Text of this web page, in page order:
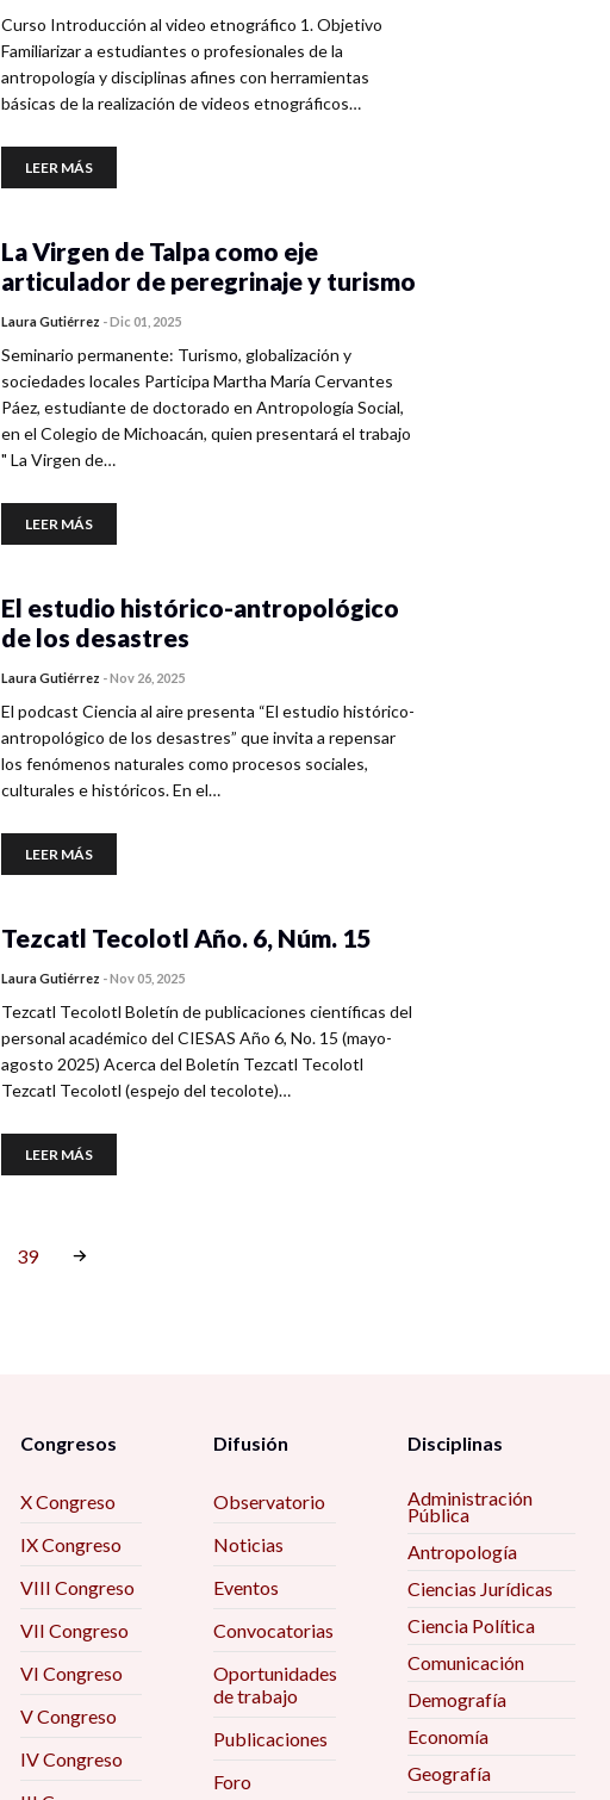
Curso Introducción al video etnográfico 1. Objetivo
Familiarizar a estudiantes o profesionales de la
antropología y disciplinas afines con herramientas
básicas de la realización de videos etnográficos…
LEER MÁS
La Virgen de Talpa como eje
articulador de peregrinaje y turismo
Laura Gutiérrez -Dic 01, 2025
Seminario permanente: Turismo, globalización y
sociedades locales Participa Martha María Cervantes
Páez, estudiante de doctorado en Antropología Social,
en el Colegio de Michoacán, quien presentará el trabajo
" La Virgen de…
LEER MÁS
El estudio histórico-antropológico
de los desastres
Laura Gutiérrez -Nov 26, 2025
El podcast Ciencia al aire presenta “El estudio histórico-
antropológico de los desastres” que invita a repensar
los fenómenos naturales como procesos sociales,
culturales e históricos. En el…
LEER MÁS
Tezcatl Tecolotl Año. 6, Núm. 15
Laura Gutiérrez -Nov 05, 2025
Tezcatl Tecolotl Boletín de publicaciones científicas del
personal académico del CIESAS Año 6, No. 15 (mayo-
agosto 2025) Acerca del Boletín Tezcatl Tecolotl
Tezcatl Tecolotl (espejo del tecolote)…
LEER MÁS
39
Congresos
X Congreso
IX Congreso
VIII Congreso
VII Congreso
VI Congreso
V Congreso
IV Congreso
Difusión
Observatorio
Noticias
Eventos
Convocatorias
Oportunidades
de trabajo
Publicaciones
Foro
Disciplinas
Administración
Pública
Antropología
Ciencias Jurídicas
Ciencia Política
Comunicación
Demografía
Economía
Geografía